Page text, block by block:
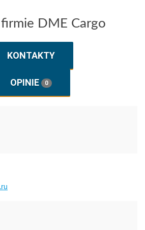
DME Cargo
KONTAKTY
OPINIE 0